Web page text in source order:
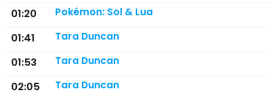
01:20 Pokémon: Sol & Lua
01:41 Tara Duncan
01:53 Tara Duncan
02:05 Tara Duncan